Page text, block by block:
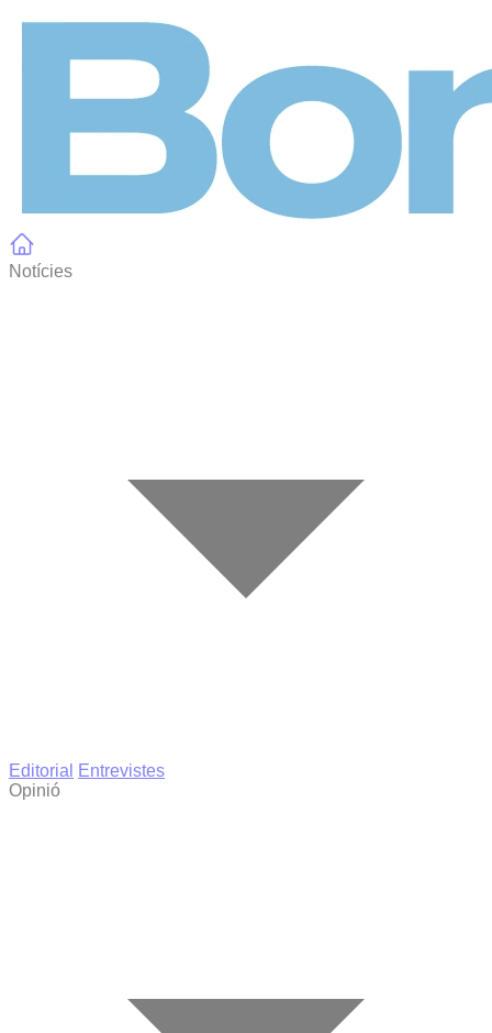
Notícies
Editorial
Entrevistes
Opinió